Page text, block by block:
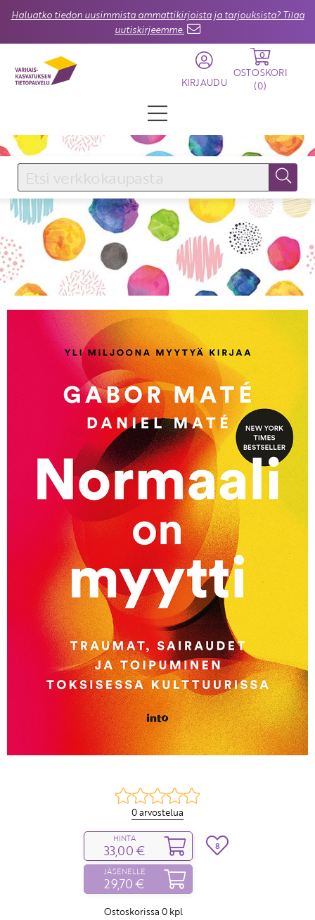
Haluatko tiedon uusimmista ammattikirjoista ja tarjouksista? Tilaa
uutiskirjeemme.
KIRJAUDU
0
OSTOSKORI
(0)
KIRJAUDU SISÄÄN
Käyttäjätunnus
Salasana
KIRJAUDU SISÄÄN
Etkö ole vielä Varhaiskasvatuksen Tietopalvelun
jäsen?
Liity tästä!
0 arvostelua
HINTA
33,00 €
JÄSENELLE
29,70 €
Ostoskorissa 0 kpl
8